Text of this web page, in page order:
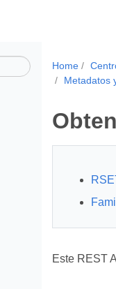
Home
Metadatos
Este REST